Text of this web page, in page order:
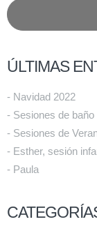
ÚLTIMAS
- Navidad 2022
- Sesiones de baño
- Sesiones de
- Esther, sesión
- Paula